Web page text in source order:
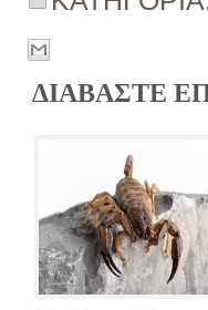
ΔΙΑΒΑΣΤΕ